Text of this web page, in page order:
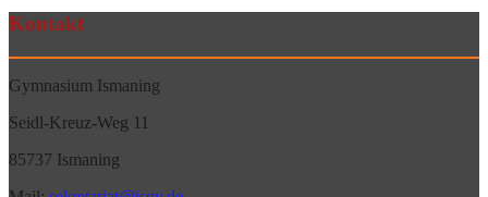
Kontakt
Gymnasium Ismaning
Seidl-Kreuz-Weg 11
85737 Ismaning